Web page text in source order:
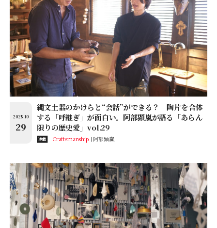
2025.10
29
縄文土器のかけらと“会話”ができる？ 陶片を合体
する「呼継ぎ」が面白い。阿部顕嵐が語る「あらん
限りの歴史愛」vol.29
連載 Craftsmanship 阿部顕嵐